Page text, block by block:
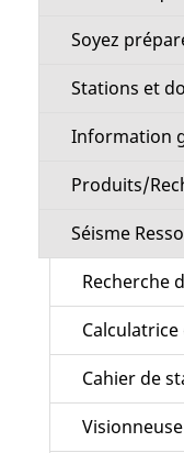
Soyez
Stations et
Information
Produits/
Séisme
Recherche
Calculatrice
Cahier de